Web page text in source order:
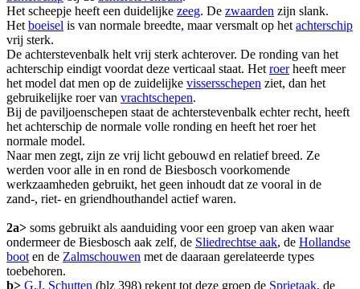
Het scheepje heeft een duidelijke zeeg. De zwaarden zijn slank.
Het boeisel is van normale breedte, maar versmalt op het achterschip
vrij sterk.
De achterstevenbalk helt vrij sterk achterover. De ronding van het
achterschip eindigt voordat deze verticaal staat. Het roerheeft meer
het model dat men op de zuidelijke vissersschepen ziet, dan het
gebruikelijke roer van vrachtschepen.
Bij de paviljoenschepen staat de achterstevenbalk echter recht, heeft
het achterschip de normale volle ronding en heeft het roer het
normale model.
Naar men zegt, zijn ze vrij licht gebouwd en relatief breed. Ze
werden voor alle in en rond de Biesbosch voorkomende
werkzaamheden gebruikt, het geen inhoudt dat ze vooral in de
zand-, riet- en griendhouthandel actief waren.
2a> soms gebruikt als aanduiding voor een groep van aken waar
ondermeer de Biesbosch aak zelf, de Sliedrechtse aak, de Hollandse
boot en de Zalmschouwen met de daaraan gerelateerde types
toebehoren.
b> G.J. Schutten (blz 398) rekent tot deze groep de Sprietaak, de